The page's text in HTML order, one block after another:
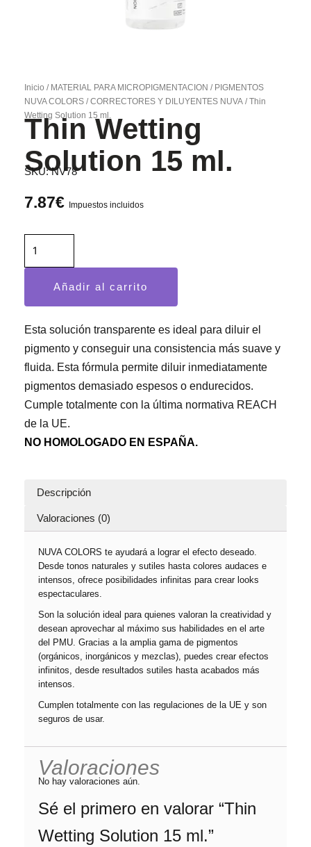
Inicio / MATERIAL PARA MICROPIGMENTACION / PIGMENTOS
NUVA COLORS /CORRECTORES Y DILUYENTES NUVA / Thin
Wetting Solution 15 ml.
Thin Wetting
Solution 15 ml.
SKU:NV78
7.87€ Impuestos incluidos
ml.
cantidad
Añadir al carrito
Esta solución transparente es ideal para diluir el
pigmento y conseguir una consistencia más suave y
fluida. Esta fórmula permite diluir inmediatamente
pigmentos demasiado espesos o endurecidos.
Cumple totalmente con la última normativa REACH
de la UE.
NO HOMOLOGADO EN ESPAÑA.
Descripción
Valoraciones (0)
NUVA COLORS te ayudará a lograr el efecto deseado.
Desde tonos naturales y sutiles hasta colores audaces e
intensos, ofrece posibilidades infinitas para crear looks
espectaculares.
Son la solución ideal para quienes valoran la creatividad y
desean aprovechar al máximo sus habilidades en el arte
del PMU. Gracias a la amplia gama de pigmentos
(orgánicos, inorgánicos y mezclas), puedes crear efectos
infinitos, desde resultados sutiles hasta acabados más
intensos.
Cumplen totalmente con las regulaciones de la UE y son
seguros de usar.
Valoraciones
No hay valoraciones aún.
Sé el primero en valorar “Thin
Wetting Solution 15 ml.”